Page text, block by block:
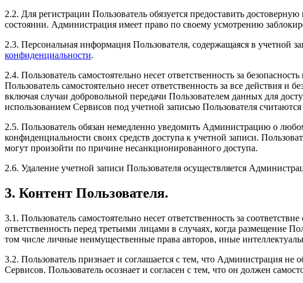
2.2. Для регистрации Пользователь обязуется предоставить
состоянии. Администрация имеет право по своему усмотрению
2.3. Персональная информация Пользователя, содержащаяся в учетной
конфиденциальности.
2.4. Пользователь самостоятельно несет ответственность за
Пользователь самостоятельно несет ответственность за все действия
включая случаи добровольной передачи Пользователем данных для
использованием Сервисов под учетной записью Пользователя
2.5. Пользователь обязан немедленно уведомить Администрацию о
конфиденциальности своих средств доступа к учетной записи.
могут произойти по причине несанкционированного доступа.
2.6. Удаление учетной записи Пользователя осуществляется
3. Контент Пользователя.
3.1. Пользователь самостоятельно несет ответственность за
ответственность перед третьими лицами в случаях, когда размещение
том числе личные неимущественные права авторов, иные
3.2. Пользователь признает и соглашается с тем, что Администрация
Сервисов. Пользователь осознает и согласен с тем, что он должен